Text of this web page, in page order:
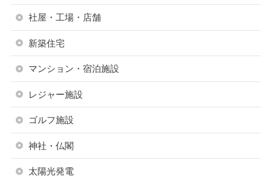
社屋・工場・店舗
新築住宅
マンション・宿泊施設
レジャー施設
ゴルフ施設
神社・仏閣
太陽光発電